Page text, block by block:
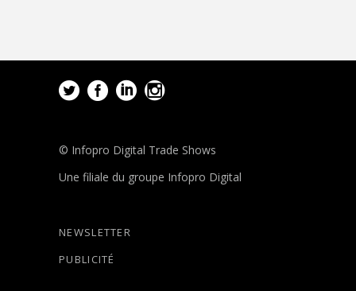
© Infopro Digital Trade Shows
Une filiale du groupe Infopro Digital
NEWSLETTER
PUBLICITÉ